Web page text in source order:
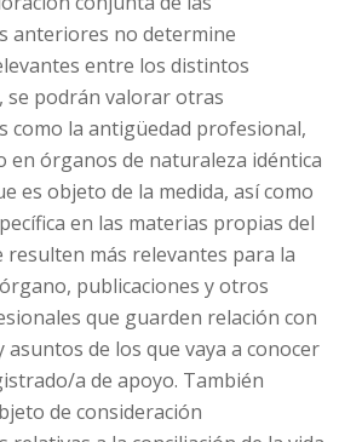
anteriores no determine
entre los distintos
se podrán valorar otras
como la antigüedad profesional,
en órganos de naturaleza idéntica
es objeto de la medida, así como
en las materias propias del
más relevantes para la
publicaciones y otros
que guarden relación con
asuntos de los que vaya a conocer
a de apoyo. También
de consideración